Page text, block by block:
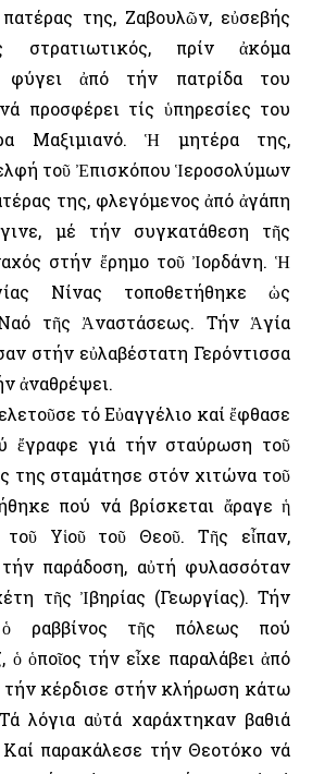
της, Ζαβουλῶν, εὐσεβής
στρατιωτικός, πρίν ἀκόμα
φύγει ἀπό τήν πατρίδα του
προσφέρει τίς ὑπηρεσίες του
Μαξιμιανό. Ἡ μητέρα της,
τοῦ Ἐπισκόπου Ἱεροσολύμων
της, φλεγόμενος ἀπό ἀγάπη
μέ τήν συγκατάθεση τῆς
στήν ἔρημο τοῦ Ἰορδάνη. Ἡ
Νίνας τοποθετήθηκε ὡς
τῆς Ἀναστάσεως. Τήν Ἁγία
στήν εὐλαβέστατη Γερόντισσα
ἀναθρέψει.
τό Εὐαγγέλιο καί ἔφθασε
ἔγραφε γιά τήν σταύρωση τοῦ
της σταμάτησε στόν χιτώνα τοῦ
πού νά βρίσκεται ἄραγε ἡ
τοῦ Υἱοῦ τοῦ Θεοῦ. Τῆς εἶπαν,
παράδοση, αὐτή φυλασσόταν
τῆς Ἰβηρίας (Γεωργίας). Τήν
ραββίνος τῆς πόλεως πού
ὁ ὁποῖος τήν εἶχε παραλάβει ἀπό
τήν κέρδισε στήν κλήρωση κάτω
λόγια αὐτά χαράχτηκαν βαθιά
παρακάλεσε τήν Θεοτόκο νά